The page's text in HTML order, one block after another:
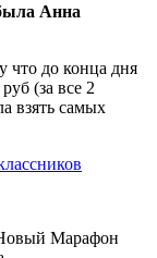
Анна
что до конца дня
(за все 2
взять самых
Новый Марафон